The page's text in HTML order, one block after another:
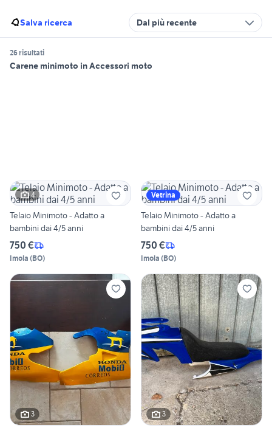
Salva ricerca Dal più recente
26 risultati
Carene minimoto in Accessori moto
4
Telaio Minimoto - Adatto a
bambini dai 4/5 anni
750 €
Imola (BO)
Vetrina
Telaio Minimoto - Adatto a
bambini dai 4/5 anni
750 €
Imola (BO)
3 3